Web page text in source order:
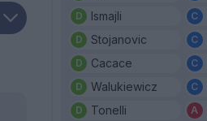
Ismajli
Stojanovic
Cacace
Walukiewicz
Tonelli